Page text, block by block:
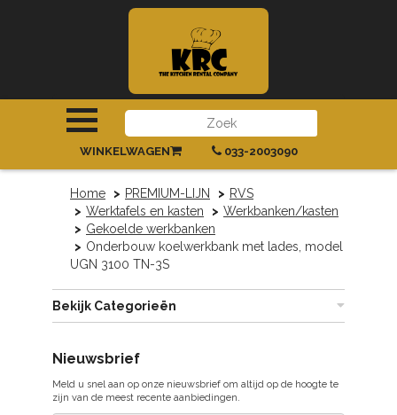
INLOGGEN|REGISTREREN
033-2003090
WINKELWAGEN
Home PREMIUM-LIJN
RVS
Werktafels en kasten
Werkbanken/kasten
Gekoelde werkbanken
Onderbouw koelwerkbank met lades, model
UGN 3100 TN-3S
Bekijk Categorieën
Nieuwsbrief
Meld u snel aan op onze nieuwsbrief om altijd op de hoogte te
zijn van de meest recente aanbiedingen.